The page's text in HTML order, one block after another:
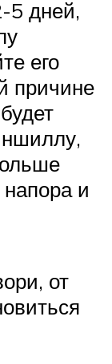
5 дней,
его
причине
напора и
от